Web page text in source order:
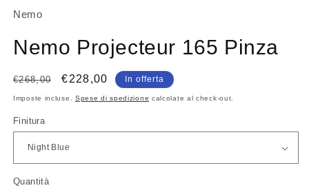
Nemo
Nemo Projecteur 165 Pinza
Prezzo
di
€268,00
Prezzo
scontato
€228,00 In offerta
Imposte incluse. Spese di spedizione calcolate al check-out.
Finitura
Quantità
Quantità